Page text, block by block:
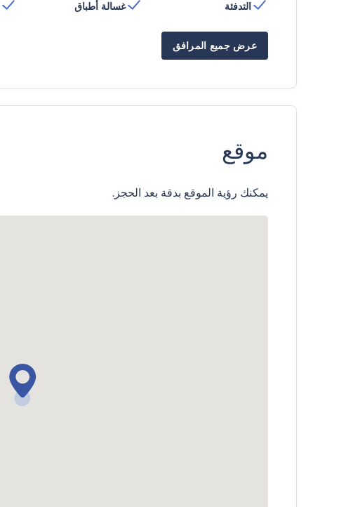
التدفئة
غسالة أطباق
عرض جميع المرافق
موقع
يمكنك رؤية الموقع بدقة بعد الحجز.